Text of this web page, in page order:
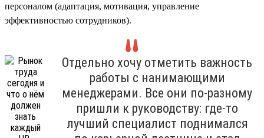
персоналом (адаптация, мотивация, управление
эффективностью сотрудников).
Отдельно хочу отметить важность
работы с нанимающими
менеджерами. Все они по-разному
пришли к руководству: где-то
лучший специалист поднимался